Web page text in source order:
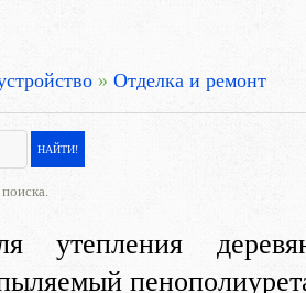
» Отделка и ремонт
утепления